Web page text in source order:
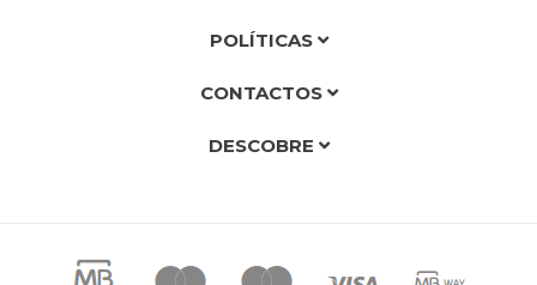
POLÍTICAS
CONTACTOS
DESCOBRE